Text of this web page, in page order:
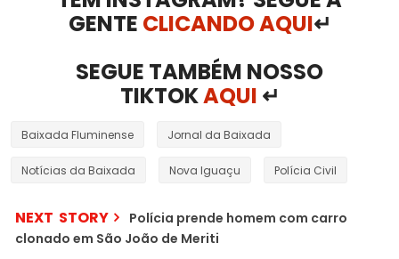
GENTE CLICANDO AQUI↵
SEGUE TAMBÉM NOSSO
TIKTOKAQUI ↵
Baixada Fluminense Jornal da Baixada
Notícias da Baixada Nova Iguaçu Polícia Civil
NEXT STORY
Polícia prende homem com carro
clonado em São João de Meriti